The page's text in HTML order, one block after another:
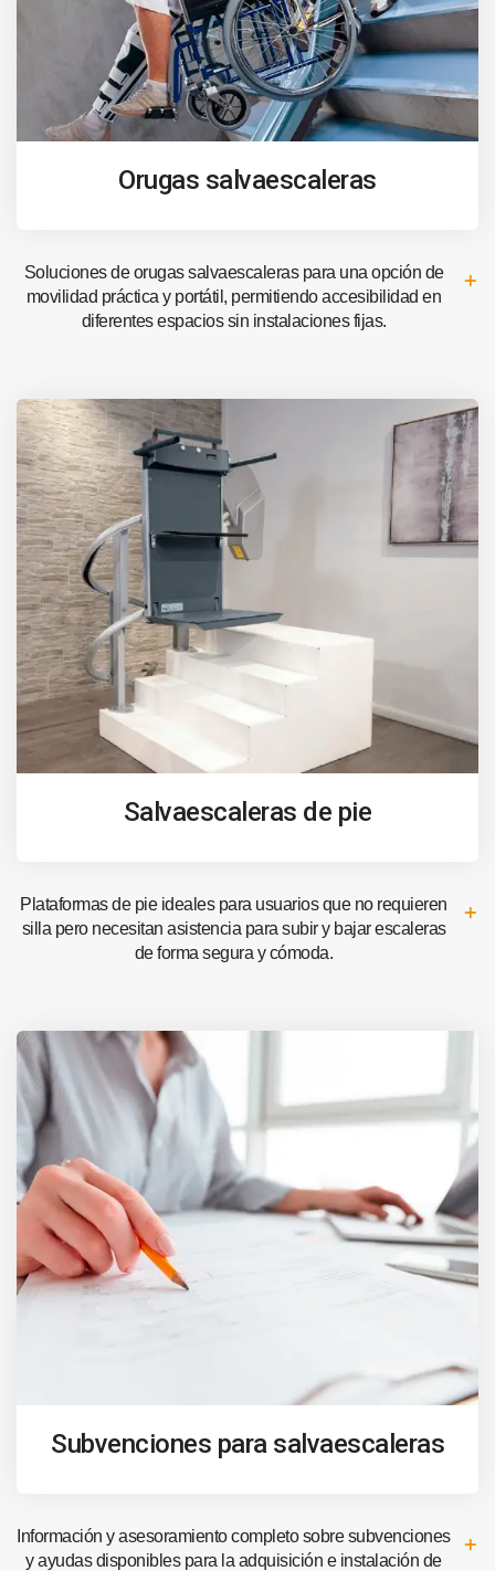
Orugas salvaescaleras
Soluciones de orugas salvaescaleras para una opción de
movilidad práctica y portátil, permitiendo accesibilidad en
diferentes espacios sin instalaciones fijas.
Salvaescaleras de pie
Plataformas de pie ideales para usuarios que no requieren
silla pero necesitan asistencia para subir y bajar escaleras
de forma segura y cómoda.
Subvenciones para salvaescaleras
Información y asesoramiento completo sobre subvenciones
y ayudas disponibles para la adquisición e instalación de